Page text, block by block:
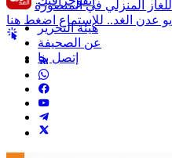
هيئة التحرير
عن الصحيفة
إتصل بنا